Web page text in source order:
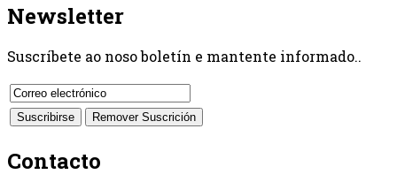
Newsletter
Suscríbete ao noso boletín e mantente informado..
Contacto